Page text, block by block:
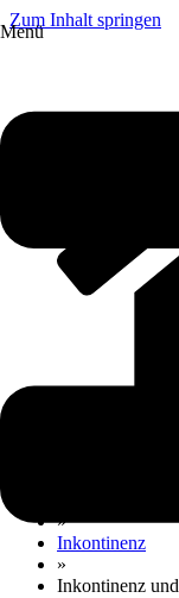
Zum Inhalt springen
Menü
»
Inkontinenz
»
Inkontinenz